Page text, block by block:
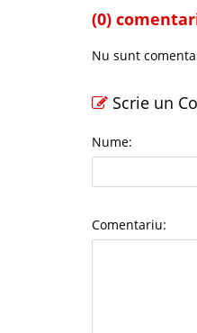
(0)
Nu sunt
Scrie un
Nume:
Comentariu: